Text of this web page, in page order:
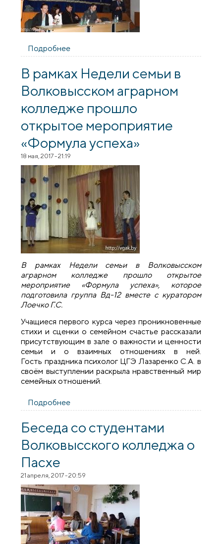
Подробнее
мероприятии, посвященном
профилактике суицидов
В рамках Недели семьи в
Волковысском аграрном
колледже прошло
открытое мероприятие
«Формула успеха»
18 мая, 2017 - 21:19
В рамках Недели семьи в Волковысском
аграрном колледже прошло открытое
мероприятие «Формула успеха», которое
подготовила группа Вд-12 вместе с куратором
Лоечко Г.С.
Учащиеся первого курса через проникновенные
стихи и сценки о семейном счастье рассказали
присутствующим в зале о важности и ценности
семьи и о взаимных отношениях в ней.
Гость праздника психолог ЦГЭ Лазаренко С.А. в
своём выступлении раскрыла нравственный мир
семейных отношений.
Подробнее
Волковысском аграрном колледже
«Формула успеха»
Беседа со студентами
Волковысского колледжа о
Пасхе
21 апреля, 2017 - 20:59